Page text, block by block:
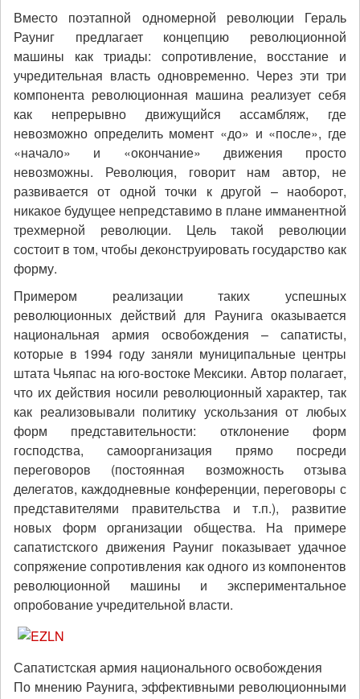
Вместо поэтапной одномерной революции Гераль
Рауниг предлагает концепцию революционной
машины как триады: сопротивление, восстание и
учредительная власть одновременно. Через эти три
компонента революционная машина реализует себя
как непрерывно движущийся ассамбляж, где
невозможно определить момент «до» и «после», где
«начало» и «окончание» движения просто
невозможны. Революция, говорит нам автор, не
развивается от одной точки к другой – наоборот,
никакое будущее непредставимо в плане имманентной
трехмерной революции. Цель такой революции
состоит в том, чтобы деконструировать государство как
форму.
Примером реализации таких успешных
революционных действий для Раунига оказывается
национальная армия освобождения – сапатисты,
которые в 1994 году заняли муниципальные центры
штата Чьяпас на юго-востоке Мексики. Автор полагает,
что их действия носили революционный характер, так
как реализовывали политику ускользания от любых
форм представительности: отклонение форм
господства, самоорганизация прямо посреди
переговоров (постоянная возможность отзыва
делегатов, каждодневные конференции, переговоры с
представителями правительства и т.п.), развитие
новых форм организации общества. На примере
сапатистского движения Рауниг показывает удачное
сопряжение сопротивления как одного из компонентов
революционной машины и экспериментальное
опробование учредительной власти.
Сапатистская армия национального освобождения
По мнению Раунига, эффективными революционными